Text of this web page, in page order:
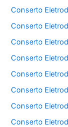
Conserto
Conserto
Conserto
Conserto
Conserto
Conserto
Conserto
Conserto